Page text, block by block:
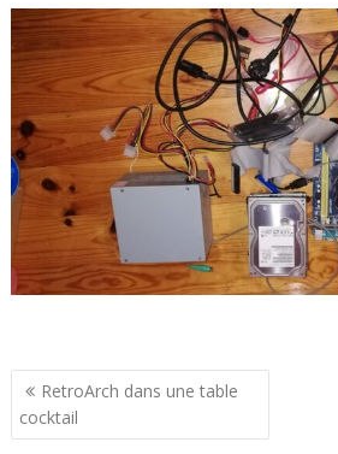
Navigation
de
RetroArch dans une table
cocktail